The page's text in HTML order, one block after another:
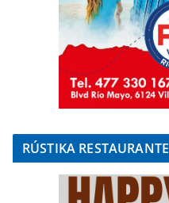
RÚSTIKA RESTAURANTE